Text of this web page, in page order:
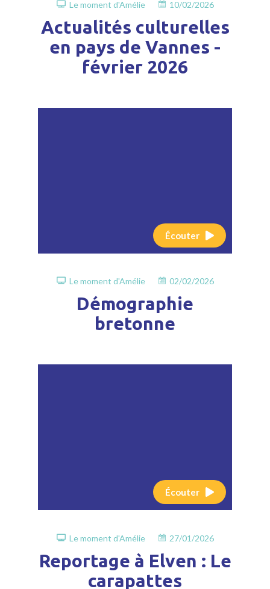
Le moment d'Amélie 10/02/2026
Actualités culturelles
en pays de Vannes -
février 2026
Écouter
Le moment d'Amélie 02/02/2026
Démographie
bretonne
Écouter
Le moment d'Amélie 27/01/2026
Reportage à Elven : Le
carapattes